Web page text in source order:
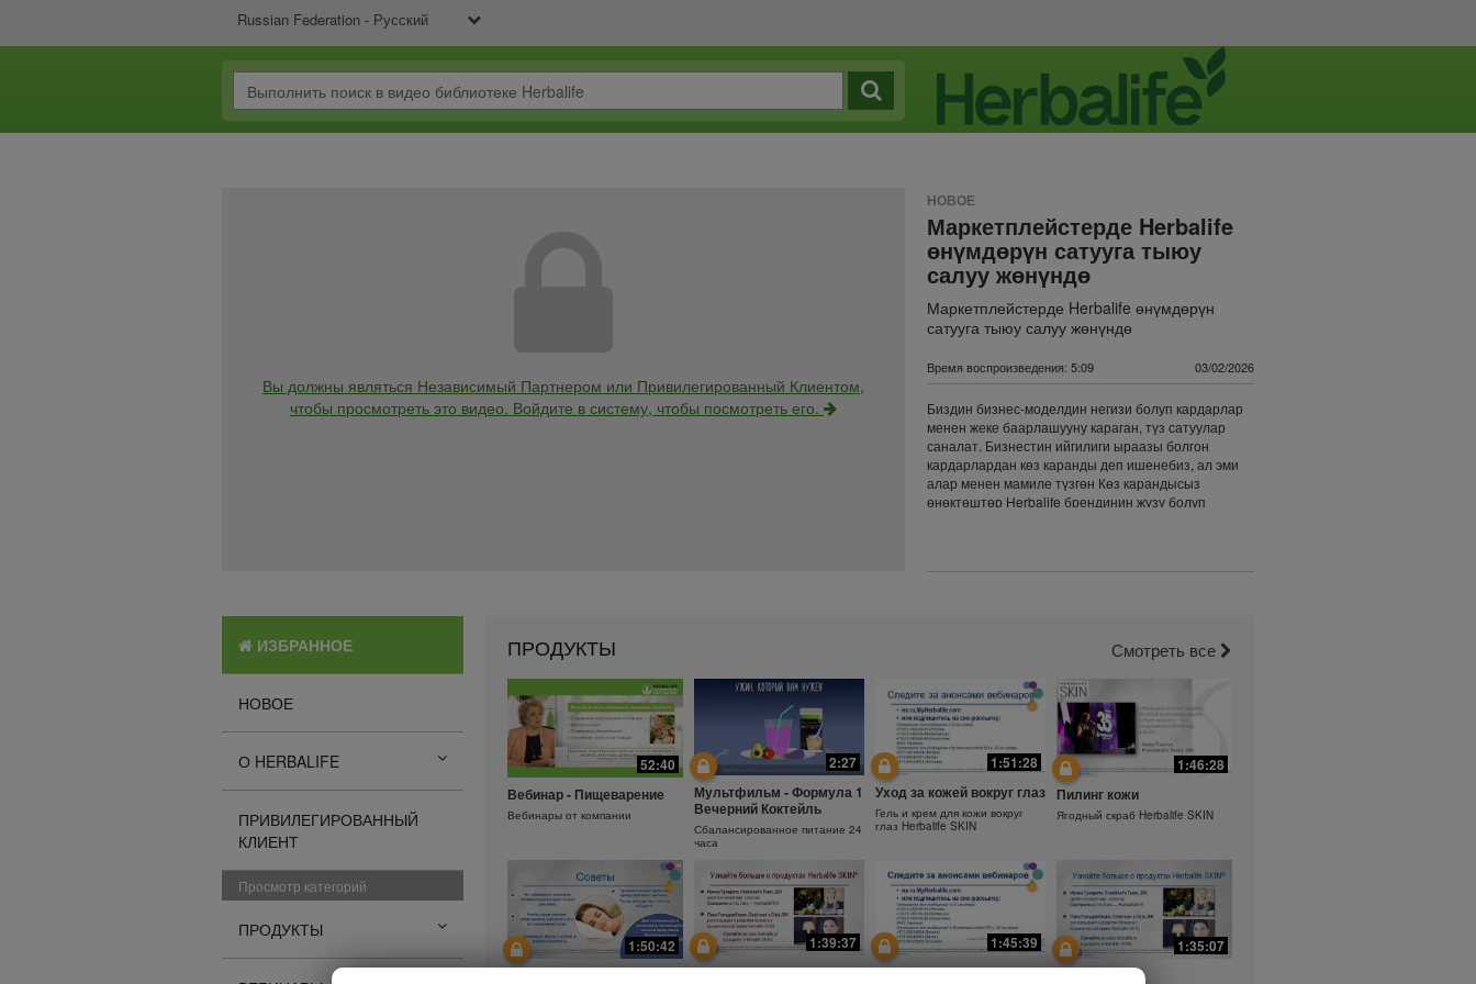
Russian Federation - Русский
Вы должны являться Независимый Партнером или Привилегированный Клиентом,
чтобы просмотреть это видео. Войдите в систему, чтобы посмотреть его.
НОВОЕ
Маркетплейстерде Herbalife
өнүмдөрүн сатууга тыюу
салуу жөнүндө
Маркетплейстерде Herbalife өнүмдөрүн
сатууга тыюу салуу жөнүндө
Время воспроизведения: 5:09 03/02/2026
Биздин бизнес-моделдин негизи болуп кардарлар
менен жеке баарлашууну караган, түз сатуулар
саналат. Бизнестин ийгилиги ыраазы болгон
кардарлардан көз каранды деп ишенебиз, ал эми
алар менен мамиле түзгөн Көз карандысыз
өнөктөштөр Herbalife брендинин жүзү болуп
ИЗБРАННОЕ
НОВОЕ
О HERBALIFE
ПРИВИЛЕГИРОВАННЫЙ
КЛИЕНТ
Просмотр категорий
ПРОДУКТЫ
ПРОДУКТЫ Смотреть все
52:40
Вебинар - Пищеварение
Вебинары от компании
2:27
Мультфильм - Формула 1
Вечерний Коктейль
Сбалансированное питание 24
часа
1:51:28
Уход за кожей вокруг глаз
Гель и крем для кожи вокруг
глаз Herbalife SKIN
1:46:28
Пилинг кожи
Ягодный скраб Herbalife SKIN
1:50:42
1:39:37
Почему необходимо
1:45:39
Защита от солнца.
1:35:07
Ежедневный